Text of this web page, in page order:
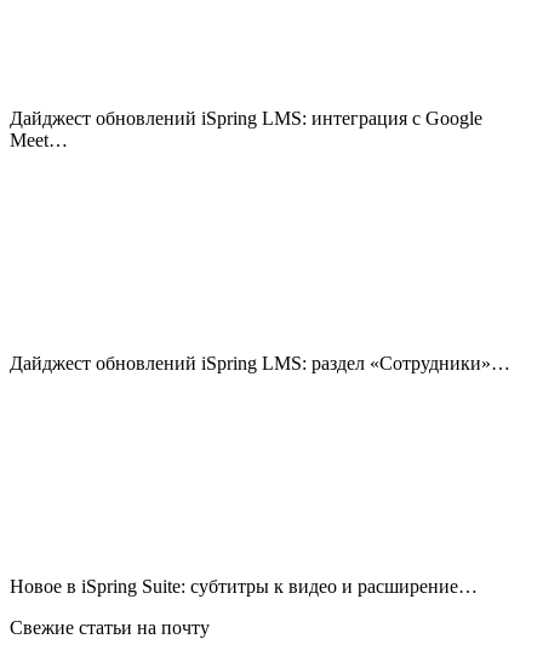
Дайджест обновлений iSpring LMS: интеграция с Google
Meet…
Дайджест обновлений iSpring LMS: раздел «Сотрудники»…
Новое в iSpring Suite: субтитры к видео и расширение…
Свежие статьи на почту